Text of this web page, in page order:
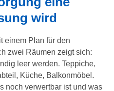
wird
einem Plan für den
zwei Räumen zeigt sich:
leer werden. Teppiche,
Küche, Balkonmöbel.
noch verwertbar ist und was